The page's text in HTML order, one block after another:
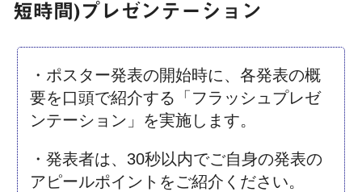
短時間)プレゼンテーション
・ポスター発表の開始時に、各発表の概
要を口頭で紹介する「フラッシュプレゼ
ンテーション」を実施します。
・発表者は、30秒以内でご自身の発表の
アピールポイントをご紹介ください。